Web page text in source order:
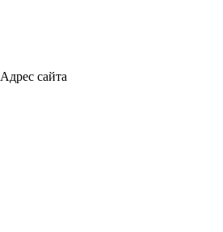
Адрес сайта